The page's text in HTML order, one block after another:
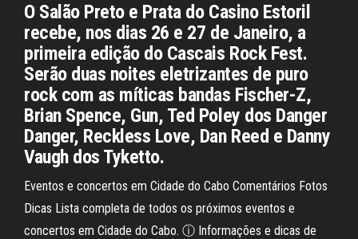
O Salão Preto e Prata do Casino Estoril
recebe, nos dias 26 e 27 de Janeiro, a
primeira edição do Cascais Rock Fest.
Serão duas noites eletrizantes de puro
rock com as míticas bandas Fischer-Z,
Brian Spence, Gun, Ted Poley dos Danger
Danger, Reckless Love, Dan Reed e Danny
Vaugh dos Tyketto.
Eventos e concertos em Cidade do Cabo Comentários Fotos
Dicas Lista completa de todos os próximos eventos e
concertos em Cidade do Cabo. ⓘ Informações e dicas de